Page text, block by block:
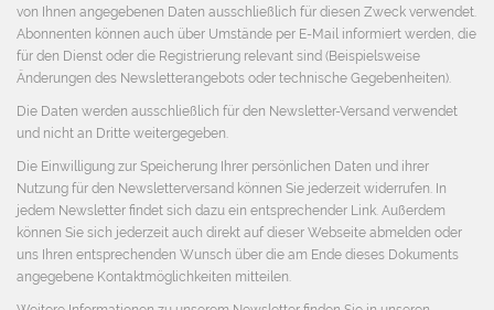
von Ihnen angegebenen Daten ausschließlich für diesen Zweck verwendet.
Abonnenten können auch über Umstände per E-Mail informiert werden, die
für den Dienst oder die Registrierung relevant sind (Beispielsweise
Änderungen des Newsletterangebots oder technische Gegebenheiten).
Die Daten werden ausschließlich für den Newsletter-Versand verwendet
und nicht an Dritte weitergegeben.
Die Einwilligung zur Speicherung Ihrer persönlichen Daten und ihrer
Nutzung für den Newsletterversand können Sie jederzeit widerrufen. In
jedem Newsletter findet sich dazu ein entsprechender Link. Außerdem
können Sie sich jederzeit auch direkt auf dieser Webseite abmelden oder
uns Ihren entsprechenden Wunsch über die am Ende dieses Dokuments
angegebene Kontaktmöglichkeiten mitteilen.